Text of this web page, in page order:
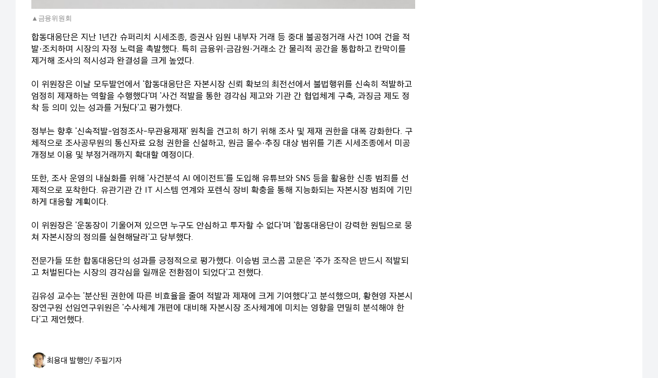
금융위원회
합동대응단은 지난 1년간 슈퍼리치 시세조종, 증권사 임원 내부자 거래 등 중대 불공정거래 사건 10여 건을 적
발·조치하며 시장의 자정 노력을 촉발했다. 특히 금융위·금감원·거래소 간 물리적 공간을 통합하고 칸막이를
제거해 조사의 적시성과 완결성을 크게 높였다.
이 위원장은 이날 모두발언에서 '합동대응단은 자본시장 신뢰 확보의 최전선에서 불법행위를 신속히 적발하고
엄정히 제재하는 역할을 수행했다'며 '사건 적발을 통한 경각심 제고와 기관 간 협업체계 구축, 과징금 제도 정
착 등 의미 있는 성과를 거뒀다'고 평가했다.
정부는 향후 '신속적발-엄정조사-무관용제재' 원칙을 견고히 하기 위해 조사 및 제재 권한을 대폭 강화한다. 구
체적으로 조사공무원의 통신자료 요청 권한을 신설하고, 원금 몰수·추징 대상 범위를 기존 시세조종에서 미공
개정보 이용 및 부정거래까지 확대할 예정이다.
또한, 조사 운영의 내실화를 위해 '사건분석 AI 에이전트'를 도입해 유튜브와 SNS 등을 활용한 신종 범죄를 선
제적으로 포착한다. 유관기관 간 IT 시스템 연계와 포렌식 장비 확충을 통해 지능화되는 자본시장 범죄에 기민
하게 대응할 계획이다.
이 위원장은 '운동장이 기울어져 있으면 누구도 안심하고 투자할 수 없다'며 '합동대응단이 강력한 원팀으로 뭉
쳐 자본시장의 정의를 실현해달라'고 당부했다.
전문가들 또한 합동대응단의 성과를 긍정적으로 평가했다. 이승범 코스콤 고문은 '주가 조작은 반드시 적발되
고 처벌된다는 시장의 경각심을 일깨운 전환점이 되었다'고 전했다.
김유성 교수는 '분산된 권한에 따른 비효율을 줄여 적발과 제재에 크게 기여했다'고 분석했으며, 황현영 자본시
장연구원 선임연구위원은 '수사체계 개편에 대비해 자본시장 조사체계에 미치는 영향을 면밀히 분석해야 한
다'고 제언했다.
최용대 발행인/ 주필기자